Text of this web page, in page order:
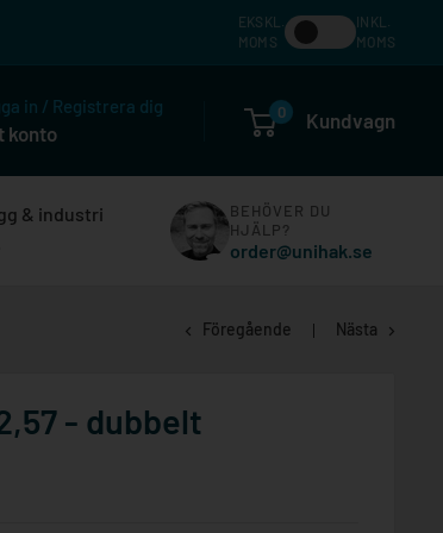
EKSKL.
MOMS
INKL.
MOMS
in / Registrera dig
konto
0 Kundvagn
& industri
BEHÖVER DU
HJÄLP?
order@unihak.se
Föregående Nästa
- dubbelt